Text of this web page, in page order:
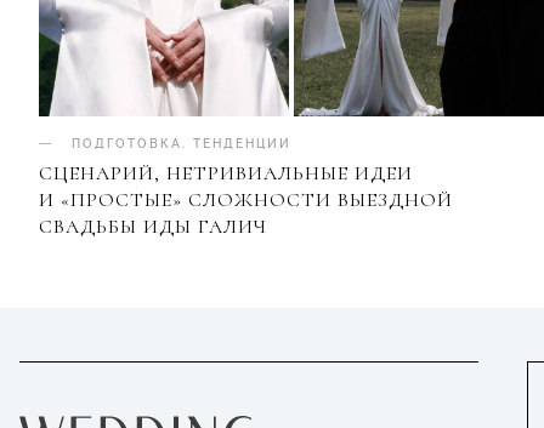
ПОДГОТОВКА ТЕНДЕНЦИИ
СЦЕНАРИЙ, НЕТРИВИАЛЬНЫЕ ИДЕИ
И «ПРОСТЫЕ» СЛОЖНОСТИ ВЫЕЗДНОЙ
СВАДЬБЫ ИДЫ ГАЛИЧ